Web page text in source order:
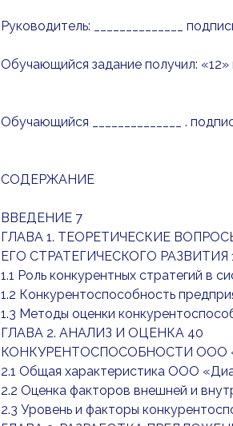
Руководитель: ______________
Обучающийся задание получил: «12»
Обучающийся ______________ .
СОДЕРЖАНИЕ
ВВЕДЕНИЕ 7
ГЛАВА 1. ТЕОРЕТИЧЕСКИЕ
ЕГО СТРАТЕГИЧЕСКОГО РАЗВИТИЯ
1.1 Роль конкурентных стратегий в
1.2 Конкурентоспособность
1.3 Методы оценки
ГЛАВА 2. АНАЛИЗ И ОЦЕНКА 40
КОНКУРЕНТОСПОСОБНОСТИ ООО
2.1 Общая характеристика ООО
2.2 Оценка факторов внешней и
2.3 Уровень и факторы